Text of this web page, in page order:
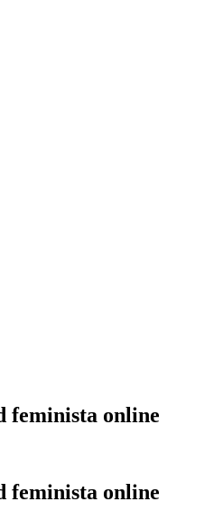
feminista online
feminista online